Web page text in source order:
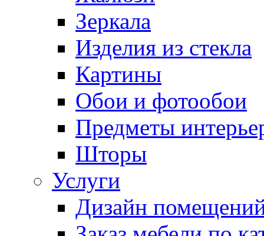
Зеркала
Изделия из стекла
Картины
Обои и фотообои
Предметы
Шторы
Услуги
Дизайн